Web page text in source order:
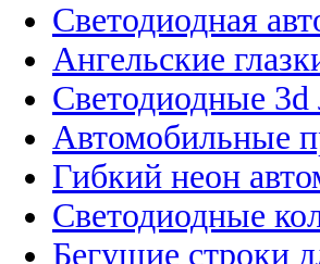
Светодиодная
Ангельские
Светодиодные 3d
Автомобильные
Гибкий неон
Светодиодные
Бегущие строки